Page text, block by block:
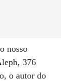
nosso
376
o autor do